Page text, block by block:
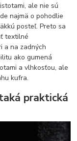
ale nie sú
najmä o pohodlie
posteľ. Preto sa
textilné
a na zadných
ako gumená
a vlhkosťou, ale
kufra.
praktická